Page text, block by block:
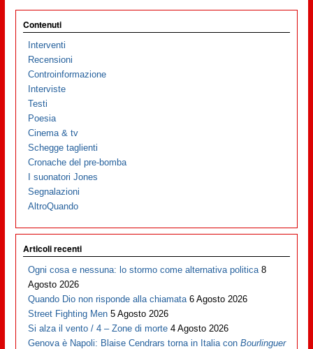
Contenuti
Interventi
Recensioni
Controinformazione
Interviste
Testi
Poesia
Cinema & tv
Schegge taglienti
Cronache del pre-bomba
I suonatori Jones
Segnalazioni
AltroQuando
Articoli recenti
Ogni cosa e nessuna: lo stormo come alternativa politica 8
Agosto 2026
Quando Dio non risponde alla chiamata 6 Agosto 2026
Street Fighting Men 5 Agosto 2026
Si alza il vento / 4 – Zone di morte 4 Agosto 2026
Genova è Napoli: Blaise Cendrars torna in Italia conBourlinguer